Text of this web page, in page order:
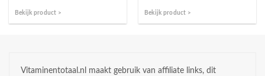
Bekijk product > Bekijk product >
Vitaminentotaal.nl maakt gebruik van affiliate links, dit